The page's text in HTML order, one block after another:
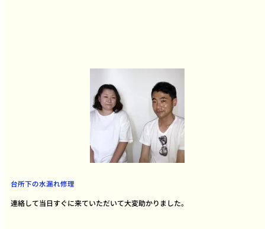
台所下の水漏れ修理
連絡して当日すぐに来ていただいて大変助かりました。